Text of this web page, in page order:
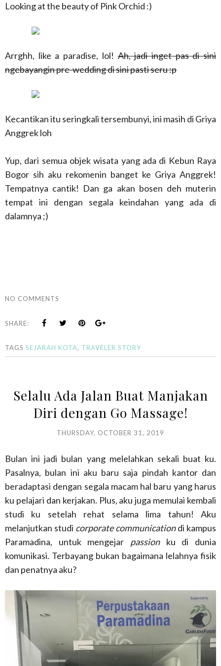
Looking at the beauty of Pink Orchid :)
Arrghh, like a paradise, lol!Ah, jadi inget pas di sini
ngebayangin pre-wedding di sini pasti seru :p
Kecantikan itu seringkali tersembunyi, ini masih di Griya
Anggrek loh
Yup, dari semua objek wisata yang ada di Kebun Raya
Bogor sih aku rekomenin banget ke Griya Anggrek!
Tempatnya cantik! Dan ga akan bosen deh muterin
tempat ini dengan segala keindahan yang ada di
dalamnya ;)
NO COMMENTS
SHARE:
TAGS SEJARAH KOTA, TRAVELER STORY
Selalu Ada Jalan Buat Manjakan
Diri dengan Go Massage!
THURSDAY, OCTOBER 31, 2019
Bulan ini jadi bulan yang melelahkan sekali buat ku.
Pasalnya, bulan ini aku baru saja pindah kantor dan
beradaptasi dengan segala macam hal baru yang harus
ku pelajari dan kerjakan. Plus, aku juga memulai kembali
studi ku setelah rehat selama lima tahun! Aku
melanjutkan studi corporate communicationdi kampus
Paramadina, untuk mengejar passionku di dunia
komunikasi. Terbayang bukan bagaimana lelahnya fisik
dan penatnya aku?